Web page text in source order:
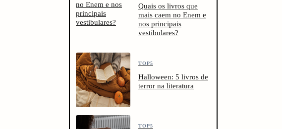
Quais os livros que
mais caem no Enem e
nos principais
vestibulares?
TOP5
Halloween: 5 livros de
terror na literatura
TOP5